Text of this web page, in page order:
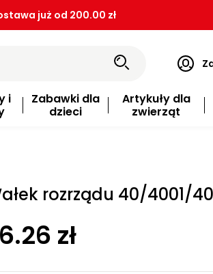
już od 200.00 zł
i
Zabawki dla
dzieci
Artykuły dla
zwierząt
rozrządu 40/4001/
zł